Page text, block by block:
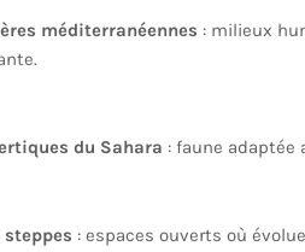
méditerranéennes : milieux
du Sahara : faune adaptée
steppes : espaces ouverts où